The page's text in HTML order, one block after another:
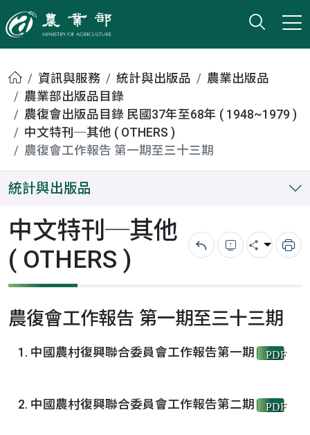
農業部
打開
小版
首頁資訊與服務 統計與出版品
農業出版品
農業部出版品目錄
農復會出版品目錄 民國37年至68年 ( 1948~1979 )
中文特刊─其他 ( OTHERS )
農復會工作報告 第一期至三十三期
統計與出版品
中文特刊─其他
( OTHERS )
回上一頁錯誤回報
分享 列
農復會工作報告 第一期至三十三期
中國農村復興聯合委員會工作報告第一期 PDF
中國農村復興聯合委員會工作報告第二期 PDF